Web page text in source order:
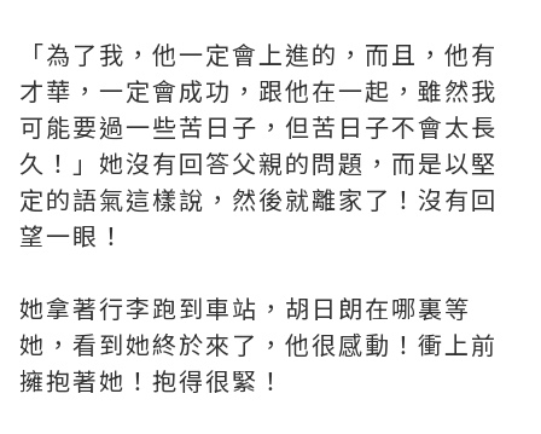
「為了我，他一定會上進的，而且，他有
才華，一定會成功，跟他在一起，雖然我
可能要過一些苦日子，但苦日子不會太長
久！」她沒有回答父親的問題，而是以堅
定的語氣這樣說，然後就離家了！沒有回
望一眼！
她拿著行李跑到車站，胡日朗在哪裏等
她，看到她終於來了，他很感動！衝上前
擁抱著她！抱得很緊！